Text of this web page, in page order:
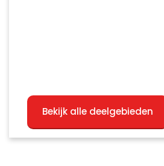
Bekijk alle deelgebieden